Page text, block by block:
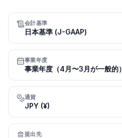
会計基準
日本基準 (J-GAAP)
事業年度
事業年度（4月〜3月が一般的）
通貨
JPY (¥)
提出先